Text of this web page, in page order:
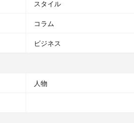
スタイル
コラム
ビジネス
人物